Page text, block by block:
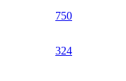
750
324